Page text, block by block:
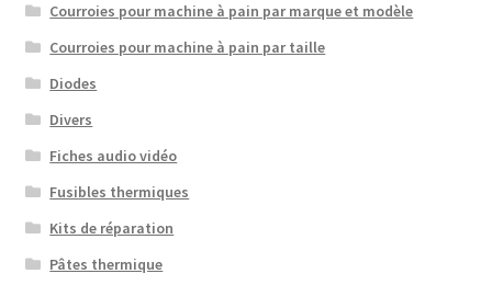
Courroies pour machine à pain par marque et modèle
Courroies pour machine à pain par taille
Diodes
Divers
Fiches audio vidéo
Fusibles thermiques
Kits de réparation
Pâtes thermique